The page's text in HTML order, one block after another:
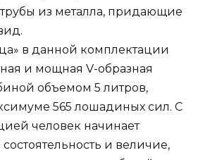
из металла, придающие
в данной комплектации
и мощная V-образная
объемом 5 литров,
565 лошадиных сил. С
человек начинает
и величие,